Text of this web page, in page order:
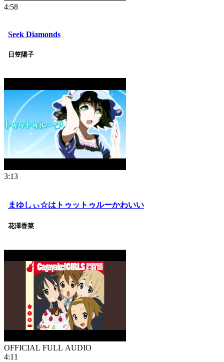
4:58
Seek Diamonds
日笠陽子
3:13
まゆしぃ☆はトゥットゥルーかわいい
花澤香菜
OFFICIAL FULL AUDIO
4:11